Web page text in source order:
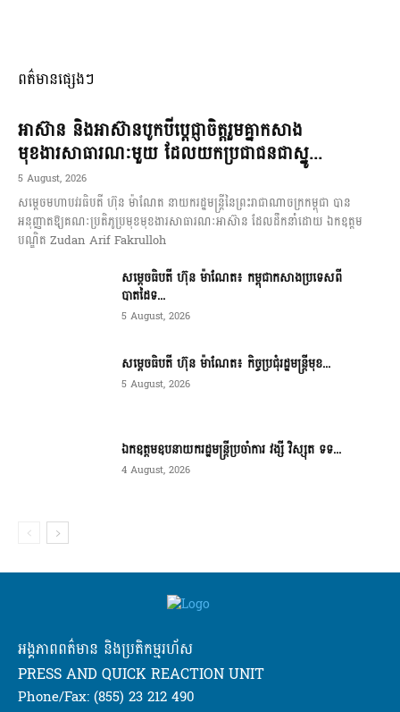
ពត៌មានផ្សេងៗ
អាស៊ាន និងអាស៊ានបូកបីប្តេជ្ញាចិត្តរួមគ្នាកសាង
មុខងារសាធារណៈមួយ ដែលយកប្រជាជនជាស្នូ...
5 August, 2026
សម្តេចមហាបវរធិបតី ហ៊ុន ម៉ាណែត នាយករដ្ឋមន្ត្រីនៃព្រះរាជាណាចក្រកម្ពុជា បាន
អនុញ្ញាតឱ្យគណៈប្រតិភូប្រមុខមុខងារសាធារណៈអាស៊ាន ដែលដឹកនាំដោយ ឯកឧត្តម
បណ្ឌិត Zudan Arif Fakrulloh
សម្ដេចធិបតី ហ៊ុន ម៉ាណែត៖ កម្ពុជាកសាងប្រទេសពី
បាតដៃទ...
5 August, 2026
សម្ដេចធិបតី ហ៊ុន ម៉ាណែត៖ កិច្ចប្រជុំរដ្ឋមន្ត្រីមុខ...
5 August, 2026
ឯកឧត្តមឧបនាយករដ្ឋមន្ត្រីប្រចាំការ វង្សី វិស្សុត ទទ...
4 August, 2026
អង្គភាពពត៌មាន និងប្រតិកម្មរហ័ស
PRESS AND QUICK REACTION UNIT
Phone/Fax: (855) 23 212 490